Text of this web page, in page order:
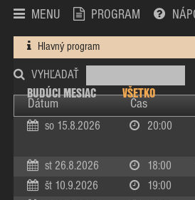
MENU PROGRAM
Hlavný program
VYHĽADAŤ
BUDÚCI MESIAC
VŠETKO
Dátum Čas
so 15.8.2026 20:00
st 26.8.2026 18:00
št 10.9.2026 19:00